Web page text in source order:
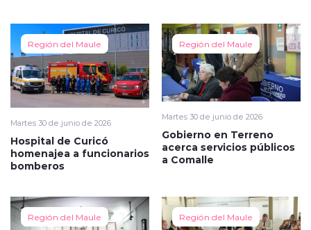
Región del Maule
Martes 30 de junio de 2026
Hospital de Curicó
homenajea a funcionarios
bomberos
Región del Maule
Martes 30 de junio de 2026
Gobierno en Terreno
acerca servicios públicos
a Comalle
Región del Maule Región del Maule